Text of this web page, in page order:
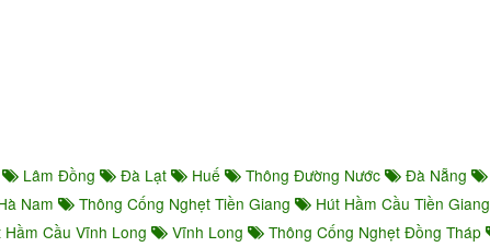
Lâm Đồng Đà Lạt Huế Thông Đường Nước Đà Nẵng
Nam Thông Cống Nghẹt Tiền Giang Hút Hầm Cầu Tiền Giang
Hầm Cầu Vĩnh Long Vĩnh Long Thông Cống Nghẹt Đồng Tháp